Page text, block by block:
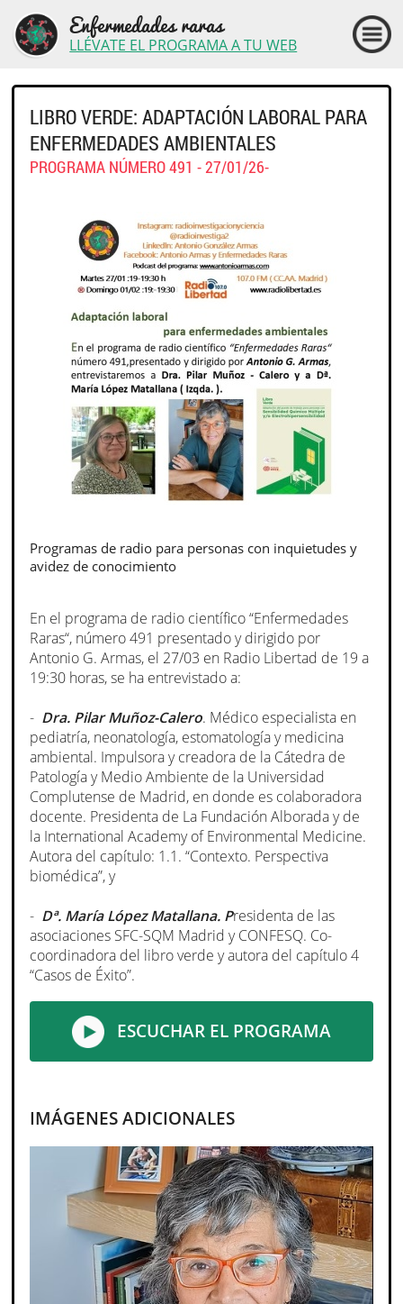
Enfermedades raras
LLÉVATE EL PROGRAMA A TU WEB
LIBRO VERDE: ADAPTACIÓN LABORAL PARA
ENFERMEDADES AMBIENTALES
PROGRAMA NÚMERO 491 - 27/01/26-
Programas de radio para personas con inquietudes y
avidez de conocimiento
En el programa de radio científico “Enfermedades
Raras“, número 491 presentado y dirigido por
Antonio G. Armas, el 27/03 en Radio Libertad de 19 a
19:30 horas, se ha entrevistado a:
- Dra. Pilar Muñoz-Calero. Médico especialista en
pediatría, neonatología, estomatología y medicina
ambiental. Impulsora y creadora de la Cátedra de
Patología y Medio Ambiente de la Universidad
Complutense de Madrid, en donde es colaboradora
docente. Presidenta de La Fundación Alborada y de
la International Academy of Environmental Medicine.
Autora del capítulo: 1.1. “Contexto. Perspectiva
biomédica”, y
- Dª. María López Matallana. Presidenta de las
asociaciones SFC-SQM Madrid y CONFESQ. Co-
coordinadora del libro verde y autora del capítulo 4
“Casos de Éxito”.
ESCUCHAR EL PROGRAMA
IMÁGENES ADICIONALES